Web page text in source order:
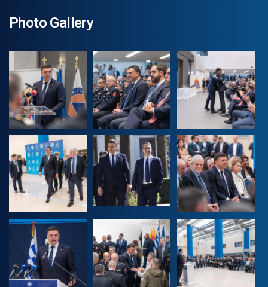
Photo Gallery